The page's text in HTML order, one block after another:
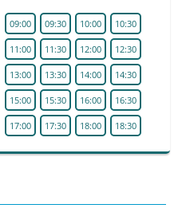
09:00 09:30 10:00 10:30
11:00 11:30 12:00 12:30
13:00 13:30 14:00 14:30
15:00 15:30 16:00 16:30
17:00 17:30 18:00 18:30